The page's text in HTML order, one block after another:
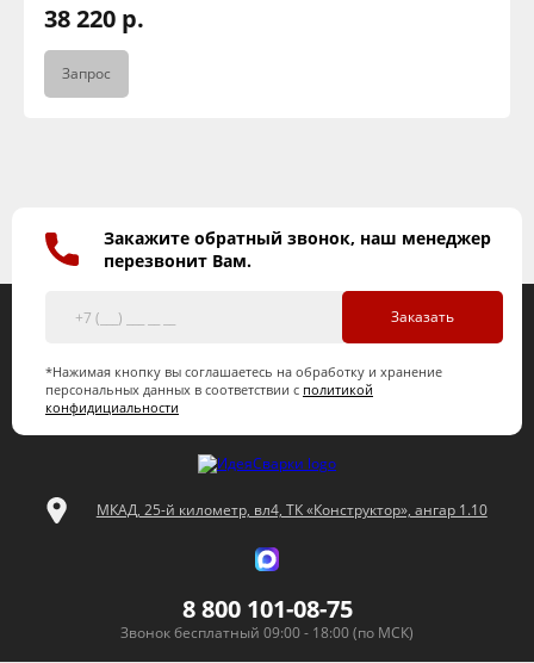
38 220 р.
Запрос
Закажите обратный звонок, наш менеджер
перезвонит Вам.
Заказать
*Нажимая кнопку вы соглашаетесь на обработку и хранение
персональных данных в соответствии с политикой
конфидициальности
МКАД, 25-й километр, вл4, ТК «Конструктор», ангар 1.10
8 800 101-08-75
Звонок бесплатный 09:00 - 18:00 (по МСК)